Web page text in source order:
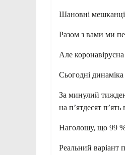
Шановні
Разом з вами ми
Але
Сьогодні
За минулий
на п’ятдесят
Наголошу, що 99 %
Реальний варіант